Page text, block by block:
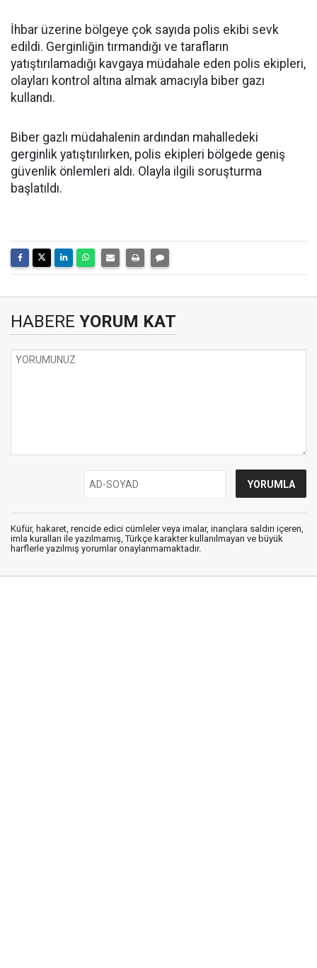
İhbar üzerine bölgeye çok sayıda polis ekibi sevk
edildi. Gerginliğin tırmandığı ve tarafların
yatıştırılamadığı kavgaya müdahale eden polis ekipleri,
olayları kontrol altına almak amacıyla biber gazı
kullandı.
Biber gazlı müdahalenin ardından mahalledeki
gerginlik yatıştırılırken, polis ekipleri bölgede geniş
güvenlik önlemleri aldı. Olayla ilgili soruşturma
başlatıldı.
HABERE YORUM KAT
Küfür, hakaret, rencide edici cümleler veya imalar, inançlara saldırı içeren,
imla kuralları ile yazılmamış, Türkçe karakter kullanılmayan ve büyük
harflerle yazılmış yorumlar onaylanmamaktadır.